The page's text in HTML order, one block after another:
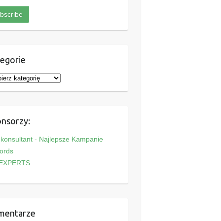
- Najlepsze Kampanie